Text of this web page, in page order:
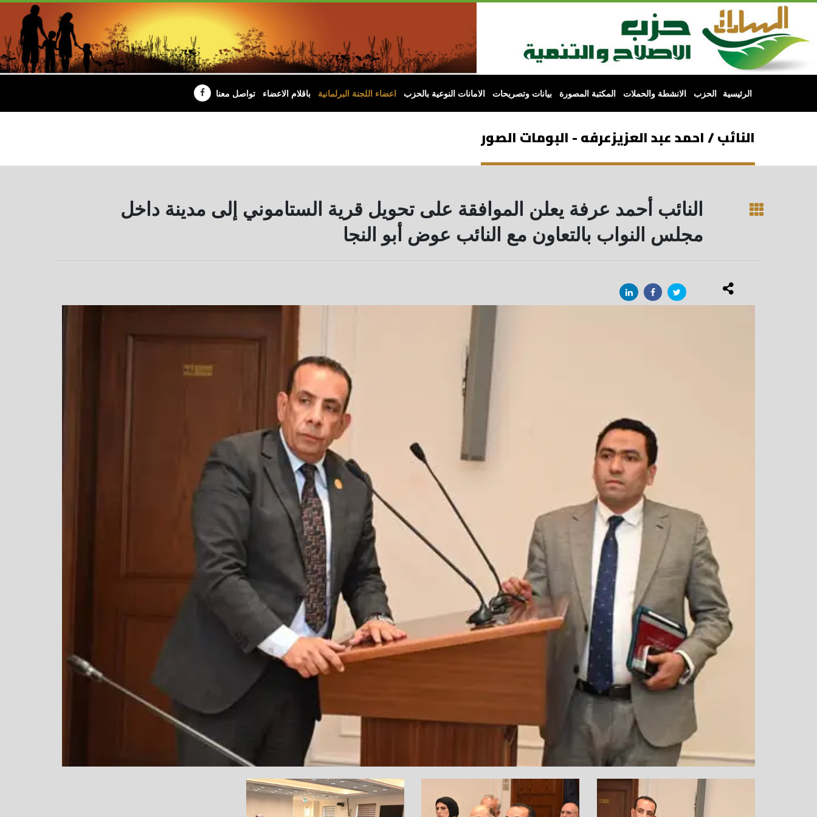
الرئيسية الحزب الانشطة والحملات المكتبة المصورة بيانات وتصريحات الامانات النوعية بالحزب اعضاء اللجنة البرلمانية باقلام الاعضاء تواصل معنا
النائب / احمد عبد العزيزعرفه - البومات الصور
النائب أحمد عرفة يعلن الموافقة على تحويل قرية الستاموني إلى مدينة داخل
مجلس النواب بالتعاون مع النائب عوض أبو النجا